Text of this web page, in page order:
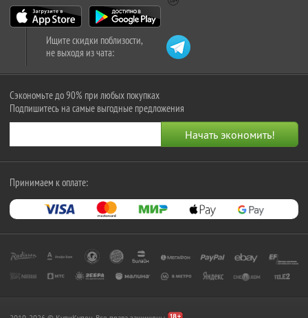
Ищите скидки поблизости,
не выходя из чата:
Сэкономьте до 90% при любых покупках
Подпишитесь на самые выгодные предложения
Принимаем к оплате: